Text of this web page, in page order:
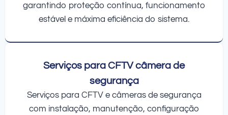
garantindo proteção contínua, funcionamento
estável e máxima eficiência do sistema.
Serviços para CFTV câmera de
segurança
Serviços para CFTV e câmeras de segurança
com instalação, manutenção, configuração